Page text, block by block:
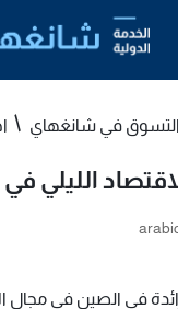
التسوق في شانغهاي
الليلي
في الصين في مجال